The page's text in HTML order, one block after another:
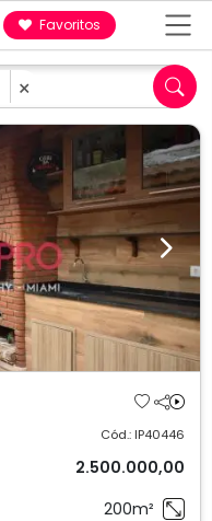
Favoritos
×
Next
Cód.: IP40446
2.500.000,00
200m²